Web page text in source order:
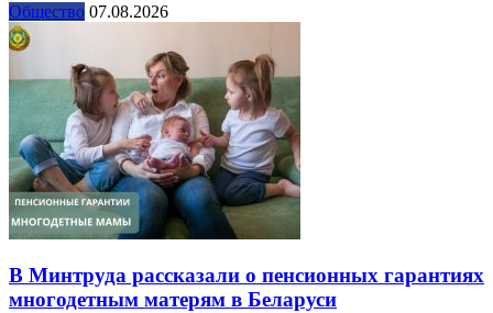
Общество 07.08.2026
В Минтруда рассказали о пенсионных гарантиях
многодетным матерям в Беларуси